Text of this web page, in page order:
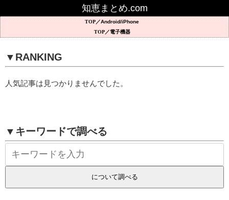
知恵まとめ.com
Android/iPhone
電子機器
▼RANKING
人気記事は見つかりませんでした。
▼キーワードで調べる